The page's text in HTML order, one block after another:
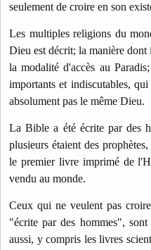
seulement de croire en son
Les multiples religions du
Dieu est décrit; la manière dont
la modalité d'accès au
importants et indiscutables,
absolument pas le même Dieu.
La Bible a été écrite par des
plusieurs étaient des
le premier livre imprimé de
vendu au monde.
Ceux qui ne veulent pas
"écrite par des hommes",
aussi, y compris les livres